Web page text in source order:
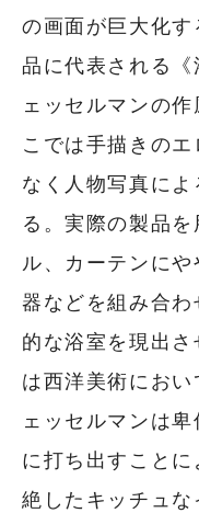
の画面が巨大化
品に代表される
ェッセルマンの
こでは手描きの
なく人物写真に
る。実際の製品
ル、カーテンに
器などを組み合
的な浴室を現出
は西洋美術にお
ェッセルマンは
に打ち出すこと
絶したキッチュ